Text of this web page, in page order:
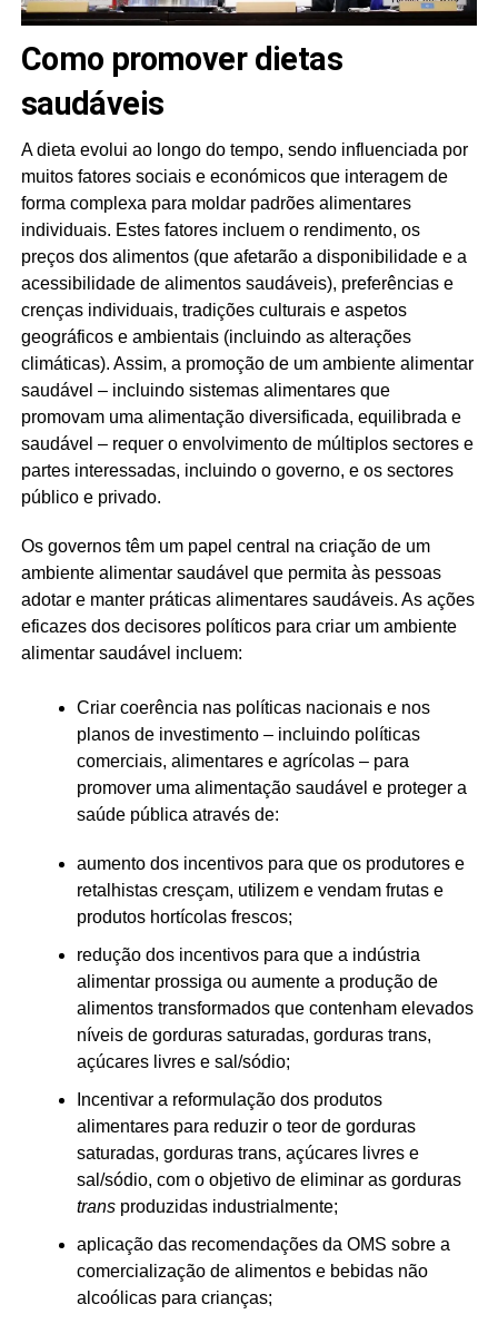
Como promover dietas
saudáveis
A dieta evolui ao longo do tempo, sendo influenciada por
muitos fatores sociais e económicos que interagem de
forma complexa para moldar padrões alimentares
individuais. Estes fatores incluem o rendimento, os
preços dos alimentos (que afetarão a disponibilidade e a
acessibilidade de alimentos saudáveis), preferências e
crenças individuais, tradições culturais e aspetos
geográficos e ambientais (incluindo as alterações
climáticas). Assim, a promoção de um ambiente alimentar
saudável – incluindo sistemas alimentares que
promovam uma alimentação diversificada, equilibrada e
saudável – requer o envolvimento de múltiplos sectores e
partes interessadas, incluindo o governo, e os sectores
público e privado.
Os governos têm um papel central na criação de um
ambiente alimentar saudável que permita às pessoas
adotar e manter práticas alimentares saudáveis. As ações
eficazes dos decisores políticos para criar um ambiente
alimentar saudável incluem:
Criar coerência nas políticas nacionais e nos
planos de investimento – incluindo políticas
comerciais, alimentares e agrícolas – para
promover uma alimentação saudável e proteger a
saúde pública através de:
aumento dos incentivos para que os produtores e
retalhistas cresçam, utilizem e vendam frutas e
produtos hortícolas frescos;
redução dos incentivos para que a indústria
alimentar prossiga ou aumente a produção de
alimentos transformados que contenham elevados
níveis de gorduras saturadas, gorduras trans,
açúcares livres e sal/sódio;
Incentivar a reformulação dos produtos
alimentares para reduzir o teor de gorduras
saturadas, gorduras trans, açúcares livres e
sal/sódio, com o objetivo de eliminar as gorduras
transproduzidas industrialmente;
aplicação das recomendações da OMS sobre a
comercialização de alimentos e bebidas não
alcoólicas para crianças;